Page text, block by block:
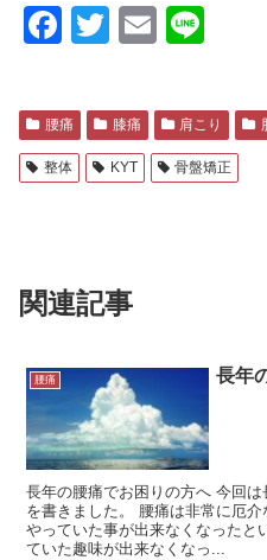
F
c
e
b
k
T
tt
er
E
ail e
腰痛 膝痛 肩こり
整体 KYT 骨盤矯正
関連記事
腰痛 長年
長年の腰痛でお困りの方へ 今回
を書きました。 腰痛は非常に厄
やっていた事が出来なくなったと
ていた趣味が出来なくなっ...